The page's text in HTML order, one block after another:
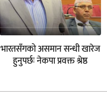
भारतसँगको असमान सन्धी खारेज
हुनुपर्छः नेकपा प्रवक्त श्रेष्ठ